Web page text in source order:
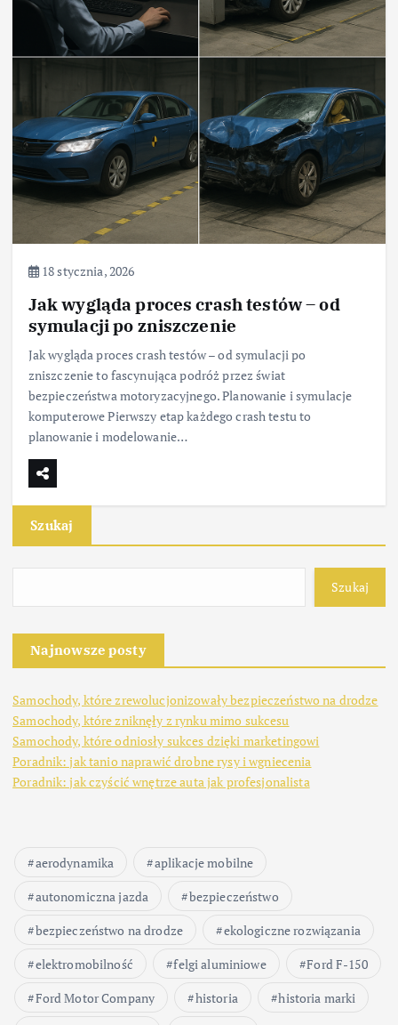
18 stycznia, 2026
Jak wygląda proces crash testów – od
symulacji po zniszczenie
Jak wygląda proces crash testów – od symulacji po
zniszczenie to fascynująca podróż przez świat
bezpieczeństwa motoryzacyjnego. Planowanie i symulacje
komputerowe Pierwszy etap każdego crash testu to
planowanie i modelowanie…
Szukaj
Szukaj
Najnowsze posty
Samochody, które zrewolucjonizowały bezpieczeństwo na drodze
Samochody, które zniknęły z rynku mimo sukcesu
Samochody, które odniosły sukces dzięki marketingowi
Poradnik: jak tanio naprawić drobne rysy i wgniecenia
Poradnik: jak czyścić wnętrze auta jak profesjonalista
aerodynamika
aplikacje mobilne
autonomiczna jazda
bezpieczeństwo
bezpieczeństwo na drodze
ekologiczne rozwiązania
elektromobilność
felgi aluminiowe
Ford F-150
Ford Motor Company
historia
historia marki